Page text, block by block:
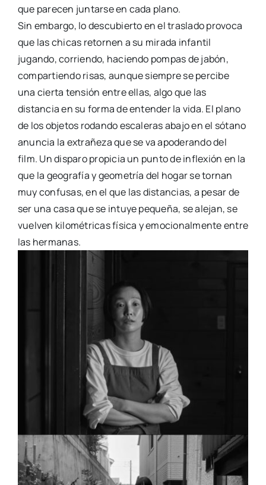
que parecen juntarse en cada plano.
Sin embargo, lo descubierto en el traslado provoca
que las chicas retornen a su mirada infantil
jugando, corriendo, haciendo pompas de jabón,
compartiendo risas, aunque siempre se percibe
una cierta tensión entre ellas, algo que las
distancia en su forma de entender la vida. El plano
de los objetos rodando escaleras abajo en el sótano
anuncia la extrañeza que se va apoderando del
film. Un disparo propicia un punto de inflexión en la
que la geografía y geometría del hogar se tornan
muy confusas, en el que las distancias, a pesar de
ser una casa que se intuye pequeña, se alejan, se
vuelven kilométricas física y emocionalmente entre
las hermanas.